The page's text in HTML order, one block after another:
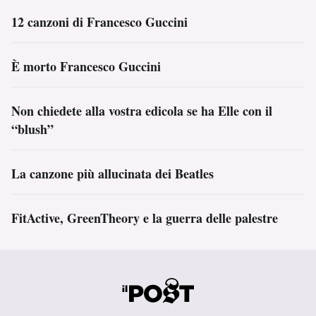
12 canzoni di Francesco Guccini
È morto Francesco Guccini
Non chiedete alla vostra edicola se ha Elle con il
“blush”
La canzone più allucinata dei Beatles
FitActive, GreenTheory e la guerra delle palestre